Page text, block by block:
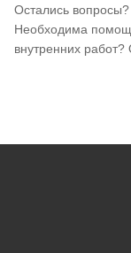
Остались
Необходима
внутренних